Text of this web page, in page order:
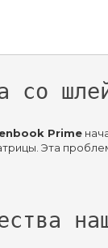
со
Prime
Эта